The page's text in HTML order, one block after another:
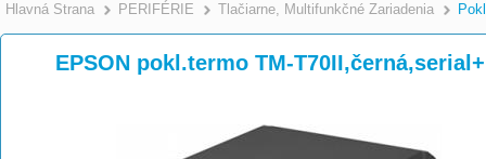
Hlavná Strana PERIFÉRIE Tlačiarne, Multifunkčné Zariadenia
EPSON pokl.termo TM-